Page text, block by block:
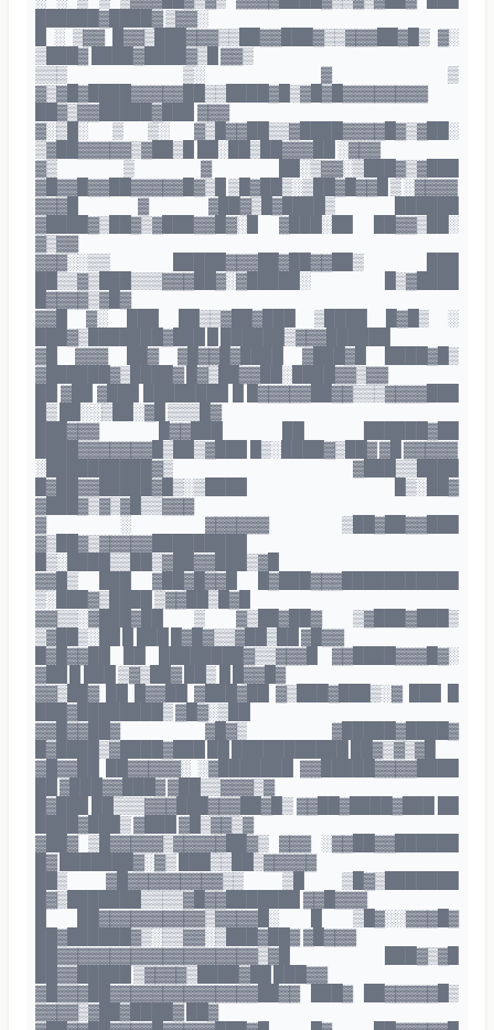
██████▓████▓ ▒▓▓░
█ ░ ▒▓▓ █▓▓▒███▓▓▓▒▒██▓▓███▓▒▒▓▓▓██▓█▒ ▓░
▒███▓ ████▓████▓▒█ ▓▓▒
▒▒▒ ▒░ ▓ ▒
▓▒▓█▓████▓▓▓▓▓██▒▒████▓█▒▓█▓█▓▓▓▓▓▓▓▓
██▓▒▓▓█████▓███ ▓▓▓
▓░▒█░ ▒ ▒░ ▓▒█▓▓██▒▒▓████▓▓▓▓█▓▒▓██░
▒▓██▓▓▓▓▓▒▓██▒█ ██░██▒██▓▓▓██ ░▓▓▓
▓▒ ▒ ▓ ██░▒▓▓░▒███▓▒▓███
▓█▓▓█▓▓██▓▓▓▓▓█▓▒█ ▒█▓██▒░▒██▓█▓▓█ ▒ ░▓▓▓▓
▓▓▓█ ▓ ▓██▓▒█▓████▒ ██████
▓████▓▒██▓▒▓███▓▓█▓░█ ▓███░██ ██▓▓▒██░
▓▒▓▓
▓▓▓░░▒▒ █████▓▓▓██▓██▓▓██▒ ███
██▒▒▓▒███▒▒▒▓▓▓██▓░▓█████░ █▒▓████
█▓▓▓▓▒▓█▓
▓▓█ ▓░ ███ ██▒▒▓██▓███ ▒████ █▓█▒ ░
███▓▒███████▓███ █ ██████▒▓▓▓██████
▓█ ▓▓▓ ██▓ ▓█▓▓█▓████ ▓███▓█ ████▓█▒
▓██████▓▒████▓ █▓▒██▓▓██░████▓▓▒▓▓
██ ▓██ ▓███ ████████ █ █▓▓▓▓▓██▓▓▒▒▒▓▓▓▓███
█▒ ██░░▒██░▓█ ▒▒▒█▓
███▓▓▓ █▓▓███ ██ ██████▓██
████▓▓▓▓▓▓▓█▒██▒▓███ █▒░████▓▒██▓ ▓█ ▓▓▓▓▓
░██████████▓▒ ▓███▒▒████
█▓██▓▓█████▓█▒░▒████ █▒░██▓
▓███▓▒▓▒▓█▒▒▓▓▓
▓ ░ ▓▓▓▓▓▓ ▒██▓██▓▓███
▓▒██▓▒▓▓▓▓▓█████████
█▒░████▒▒██▒▓██▓▓███▒▓█
▓▓█▒ ███ ▓██▓█▓▓█ █▓███▓▓▓███████████
▒░███▓▒████ ▒▓▓██▒█▓█
▓▓▒▒░▓███▓██ ▒ ▓▒██▓██▓ ▒▓███▓███▒
▒▓██▒░██ █ ███ █▓█▓▒▒▓██▒██ ▓█▓▓
█▓█▓▓██ ██ ████████▓▒▒▓▓▓█ ▓▓████▓▓▓█▓░
▓██ █ ███ ▒▓▒██▓ ██▒ █ █▓▓█▓
▓▓▒██▓ ██ █▓▓██ ▓███▓██ ▓▒███▓███▒░▓ ███ █
███▓████████▒ ▓█▓░▒██
▓▓█▓▓██▓ ▓█▓▒ ▓█████▓████▓
█▓████▒▓████▓███ ██ ███████████ ██▓▒▓▒▓█
▓█▓▓██ ██▓▓▓▓▓░ ░▓███████ ▓▓█████▓▓▓▓████
██ ▓███▓▓███▓ ▓██▒▒▓▓▓▒▓
█▓███ ██▒▒▒▓▓▓███▓▓▓██▓█▒ ▓▓██▓████▓███ ██
████▓███▒ ▓███ ▓█▒▓▓▒▓
▓██▓ ▒█▓▓▓▓▓▒▓▓▓▓▓██▓▒ ▓▓▓ ░▓▓██▓▓██████
█▓ ███████▓░▓▒ ███▒▒██▒▓▓▓▓▓
██▒ ▓█▓▓▓▓▓▓▓▓▓▒▒ ▒█ ▒█▓▒███████
█▓▒███████▒▒▒▒▓█▓▓███████ ▓▓█▓▓▓
█ ██▓▓▓▓▓▓▓▓▓▓▒▓▓▓▓█░ █ ▒█▓░░▓▓▓█▓
██▓██████▓▒░▒▒▓▓░▒███▓██▓ ▓█▓▓▓
██▓▓▓▓▓▓▓▓▓▓▓▓▓▓▓▓▓▓▓▒▓█ ███▓▒▓█
██▓▓█████ ▒▓▓▓▓▒████▓██ ███▓▓
▓█▓▓▓██▓▓▓▓▓▓▓▓▓▓▓▓▓▓██▓▓ ███▓ ██▓▓▓▓▓█▒
▓▓▓▓▒▓██▓████▓ ██▓